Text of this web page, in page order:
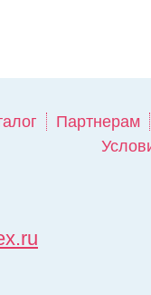
Партнерам